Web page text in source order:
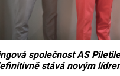
společnost AS
stává novým